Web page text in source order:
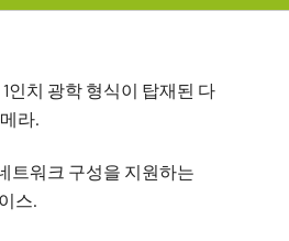
인치 광학 형식이 탑재된 다
라.
트워크 구성을 지원하는
스.